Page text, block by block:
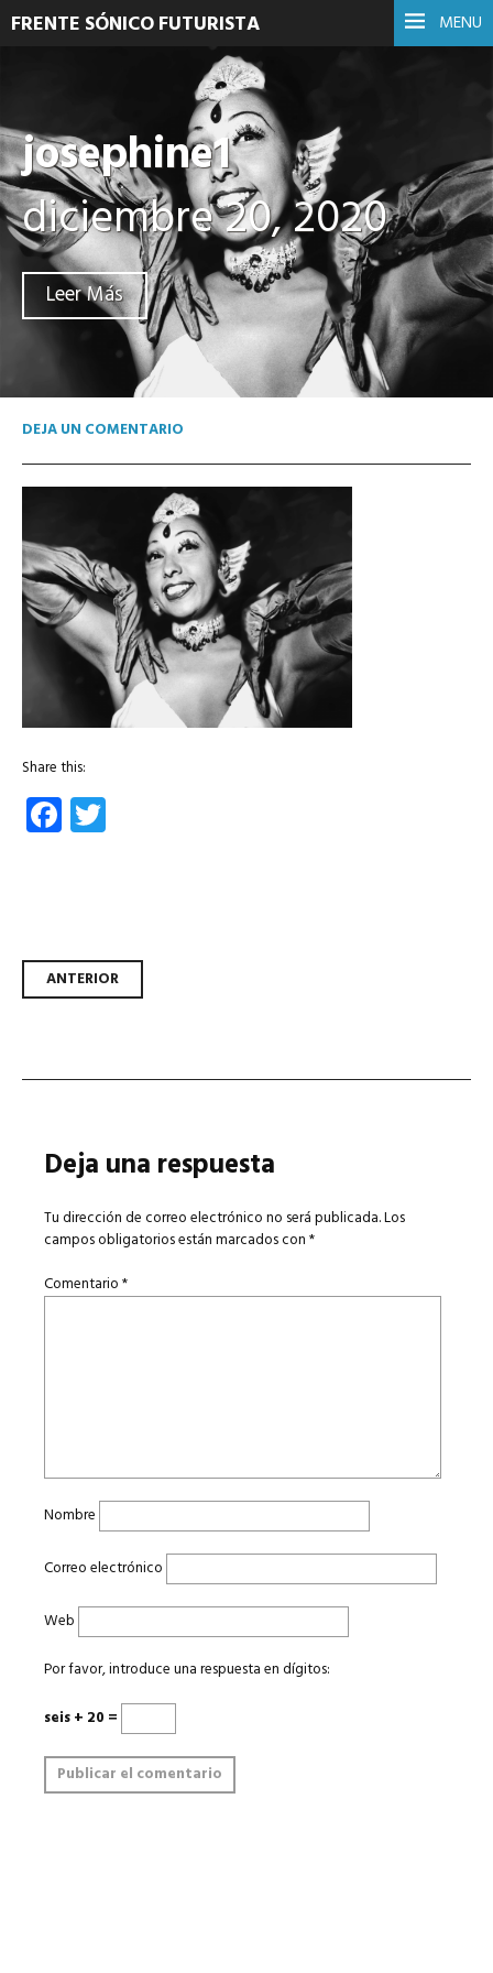
MENU
FRENTE SÓNICO FUTURISTA
josephine1
diciembre 20, 2020
Leer Más
DEJA UN COMENTARIO
Share this:
Facebook
Navegador de artículos
ANTERIOR
Deja una respuesta
Tu dirección de correo electrónico no será publicada.Los
campos obligatorios están marcados con*
Comentario*
Nombre
Correo electrónico
Web
Por favor, introduce una respuesta en dígitos:
seis + 20 =